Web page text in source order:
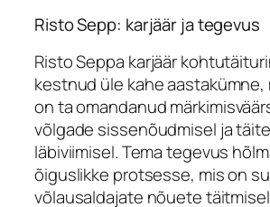
Risto Sepp: karjäär ja tegevus
Risto Seppa karjäär
kestnud üle kahe aastakümne,
on ta omandanud
võlgade sissenõudmisel ja
läbiviimisel. Tema tegevus
õiguslikke protsesse, mis on
võlausaldajate nõuete